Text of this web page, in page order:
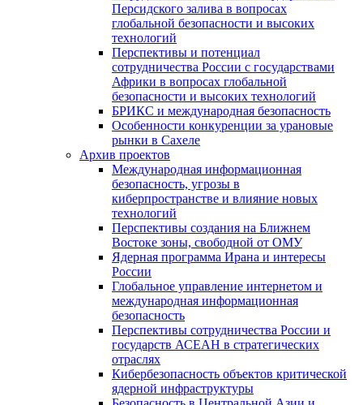
Персидского залива в вопросах
глобальной безопасности и высоких
технологий
Перспективы и потенциал
сотрудничества России с государствами
Африки в вопросах глобальной
безопасности и высоких технологий
БРИКС и международная безопасность
Особенности конкуренции за урановые
рынки в Сахеле
Архив проектов
Международная информационная
безопасность, угрозы в
киберпространстве и влияние новых
технологий
Перспективы создания на Ближнем
Востоке зоны, свободной от ОМУ
Ядерная программа Ирана и интересы
России
Глобальное управление интернетом и
международная информационная
безопасность
Перспективы сотрудничества России и
государств АСЕАН в стратегических
отраслях
Кибербезопасность объектов критической
ядерной инфраструктуры